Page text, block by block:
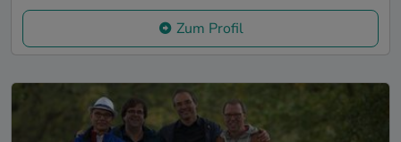
Zum Profil